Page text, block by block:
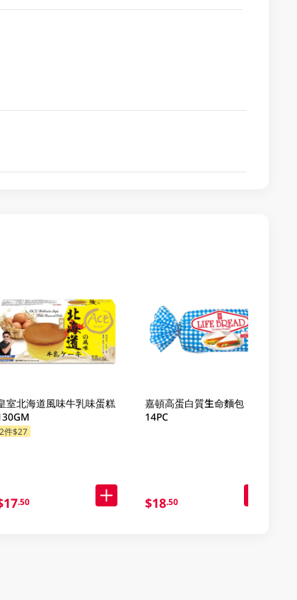
室北海道風味牛乳味蛋糕
2件$27
.50
嘉頓高蛋白質生命麵包
14PC
$18.50